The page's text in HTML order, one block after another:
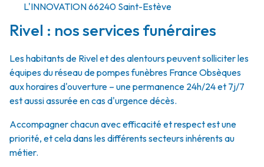
L'INNOVATION66240 Saint-Estève
Rivel : nos services funéraires
Les habitants de Rivel et des alentours peuvent solliciter les
équipes du réseau de pompes funèbres France Obsèques
aux horaires d'ouverture – une permanence 24h/24 et 7j/7
est aussi assurée en cas d'urgence décès.
Accompagner chacun avec efficacité et respect est une
priorité, et cela dans les différents secteurs inhérents au
métier.